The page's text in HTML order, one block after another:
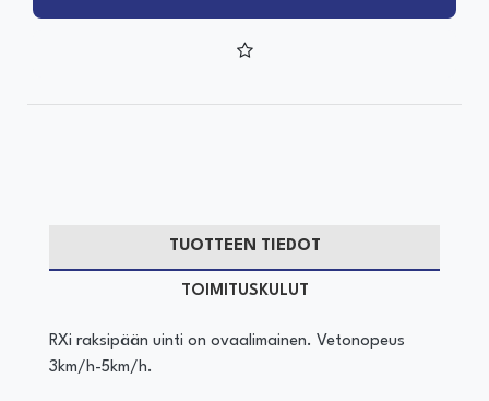
TUOTTEEN TIEDOT
TOIMITUSKULUT
RXi raksipään uinti on ovaalimainen. Vetonopeus
3km/h-5km/h.